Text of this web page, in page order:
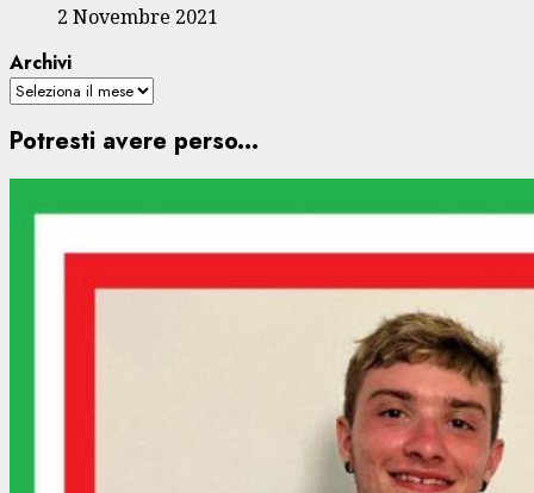
2 Novembre 2021
Archivi
Potresti avere perso...